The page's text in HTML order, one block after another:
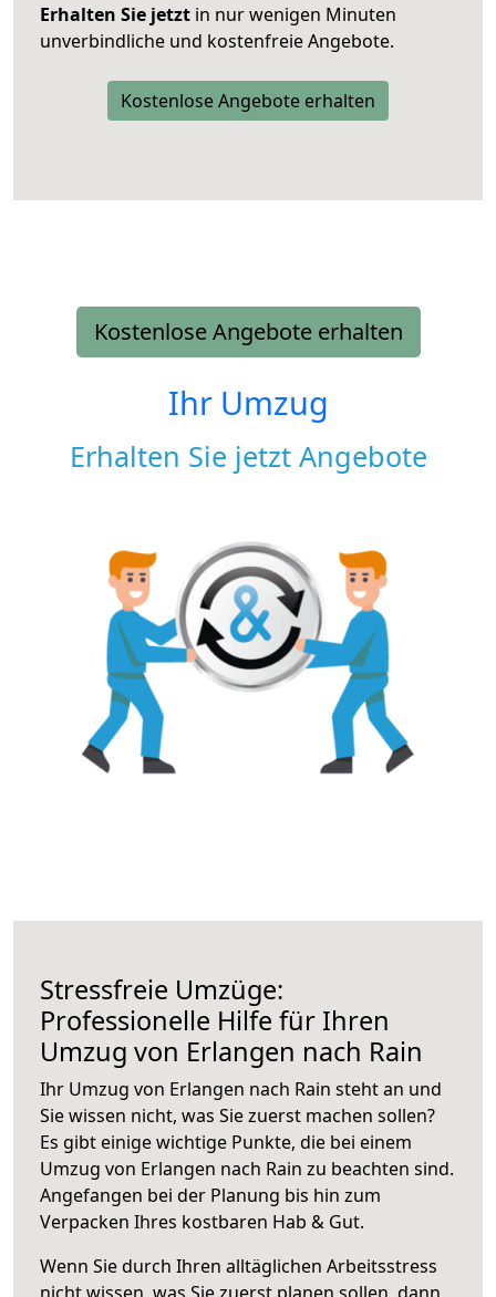
Erhalten Sie jetzt in nur wenigen Minuten
unverbindliche und kostenfreie Angebote.
Kostenlose Angebote erhalten
Kostenlose Angebote erhalten
Ihr Umzug
Erhalten Sie jetzt Angebote
Stressfreie Umzüge:
Professionelle Hilfe für Ihren
Umzug von Erlangen nach Rain
Ihr Umzug von Erlangen nach Rain steht an und
Sie wissen nicht, was Sie zuerst machen sollen?
Es gibt einige wichtige Punkte, die bei einem
Umzug von Erlangen nach Rain zu beachten sind.
Angefangen bei der Planung bis hin zum
Verpacken Ihres kostbaren Hab & Gut.
Wenn Sie durch Ihren alltäglichen Arbeitsstress